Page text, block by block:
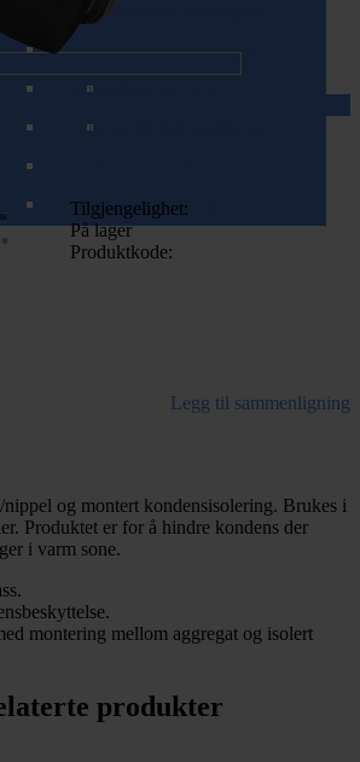
Spirorør (teleskopisk/zoom)
Spjeld
T-rør og Påstikk
Veggkanaler (teleskopisk/zoom)
Tilbehør til varme- og kjølebatterier
Ventiler (balansert ventilasjon)
Ventiler (mekanisk ventilasjon)
Ventilrammer
Ventilrammer m/alukanal
Ventilrammer m/reduksjon
Tilgjengelighet:
På lager
Produktkode:
Legg til sammenligning
og montert kondensisolering. Brukes i
Produktet er for å hindre kondens der
i varm sone.
montering mellom aggregat og isolert
produkter